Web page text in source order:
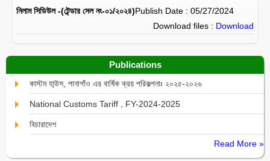
নিলাম সিডিউল -(টেন্ডার সেল নং-০১/২০২৪)Publish Date : 05/27/2024
Download files : Download
Publications
কাস্টম হা্উস, পানাগাঁও এর বার্ষিক ক্রয় পরিকল্পনাঃ ২০২৫-২০২৬
National Customs Tariff , FY-2024-2025
বিচারাদেশ
Read More »